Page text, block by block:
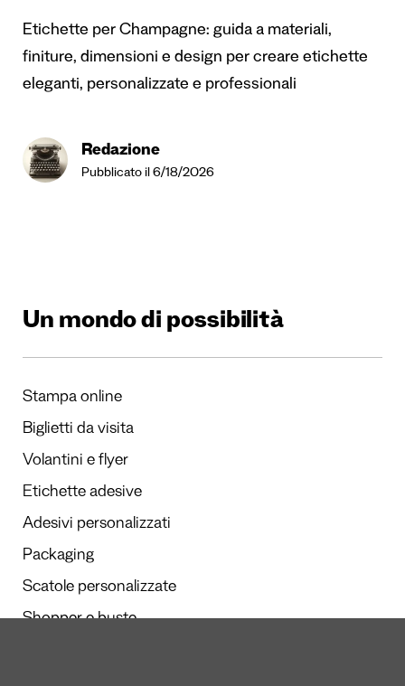
Etichette per Champagne: guida a materiali,
finiture, dimensioni e design per creare etichette
eleganti, personalizzate e professionali
Redazione
Pubblicato il 6/18/2026
Un mondo di possibilità
Stampa online
Biglietti da visita
Volantini e flyer
Etichette adesive
Adesivi personalizzati
Packaging
Scatole personalizzate
Shopper e buste